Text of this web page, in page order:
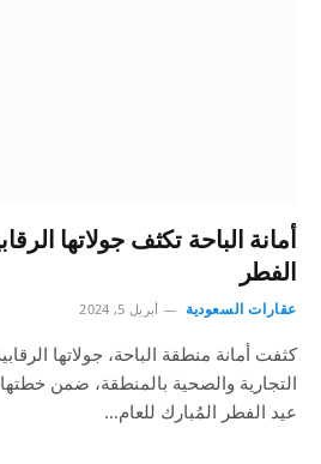
أمانة الباحة تكثف جولاتها
الفطر
عقارات السعودية أبريل 5, 2024
كثفت أمانة منطقة الباحة، جولاتها
التجارية والصحية بالمنطقة، ضمن خطتها
عيد الفطر المُبارك للعام…